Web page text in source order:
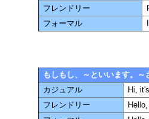
フレンドリー
フォーマル
もしもし、～といいます。
カジュアル
Hi,
フレンドリー